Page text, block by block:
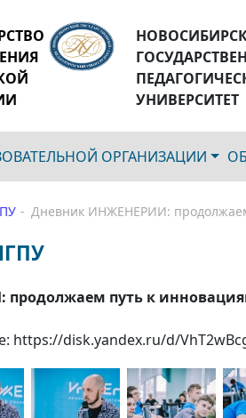
УНИВЕРСИТЕТ
ОРГАНИЗАЦИИ
Дневник ИНЖЕНЕРИИ:
путь к
https://disk.yandex.ru/d/